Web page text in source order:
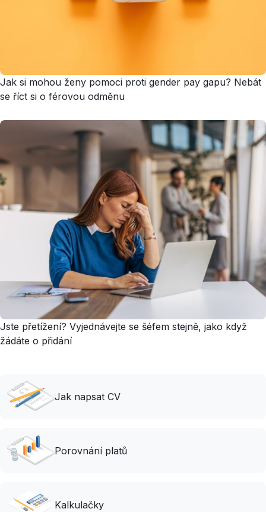
Jak si mohou ženy pomoci proti gender pay gapu? Nebát
se říct si o férovou odměnu
Jste přetížení? Vyjednávejte se šéfem stejně, jako když
žádáte o přidání
Jak napsat CV
Porovnání platů
Kalkulačky